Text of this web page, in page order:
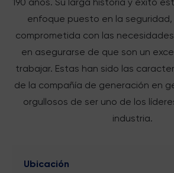
enfoque puesto en la
comprometida con las
en asegurarse de que son un
trabajar. Estas han sido las
de la compañía de generación en
orgullosos de ser uno de los
industria.
Ubicación